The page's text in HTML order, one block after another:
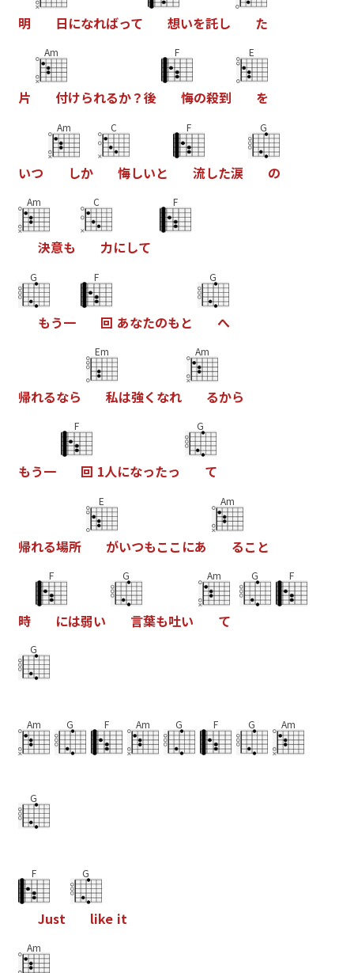
明 日になればって 想いを託し た
片
Am
付けられるか？後
F
悔の殺到
E
を
いつ
Am
しか
C
悔しいと
F
流した涙
G
の
Am
決意も
C
力にして
F
G
もう一
F
回 あなたのもと
G
へ
帰れるなら
Em
私は強く なれ
Am
るから
もう一
F
回 1人になったっ
G
て
帰れる場所
E
がいつもこ こ にあ
Am
るこ と
時
F
には弱い
G
言葉も吐い
Am
て
G F
G
Am G F Am G F G Am
G
F
Just
G
like it
Am